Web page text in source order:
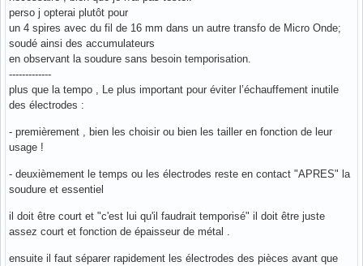
perso j opterai plutôt pour
un 4 spires avec du fil de 16 mm dans un autre transfo de Micro Onde;
soudé ainsi des accumulateurs
en observant la soudure sans besoin temporisation.
-------------
plus que la tempo , Le plus important pour éviter l’échauffement inutile
des électrodes :
- premièrement , bien les choisir ou bien les tailler en fonction de leur
usage !
- deuxièmement le temps ou les électrodes reste en contact "APRES" la
soudure et essentiel
il doit être court et "c'est lui qu'il faudrait temporisé" il doit être juste
assez court et fonction de épaisseur de métal .
ensuite il faut séparer rapidement les électrodes des pièces avant que